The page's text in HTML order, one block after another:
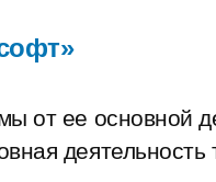
от ее основной